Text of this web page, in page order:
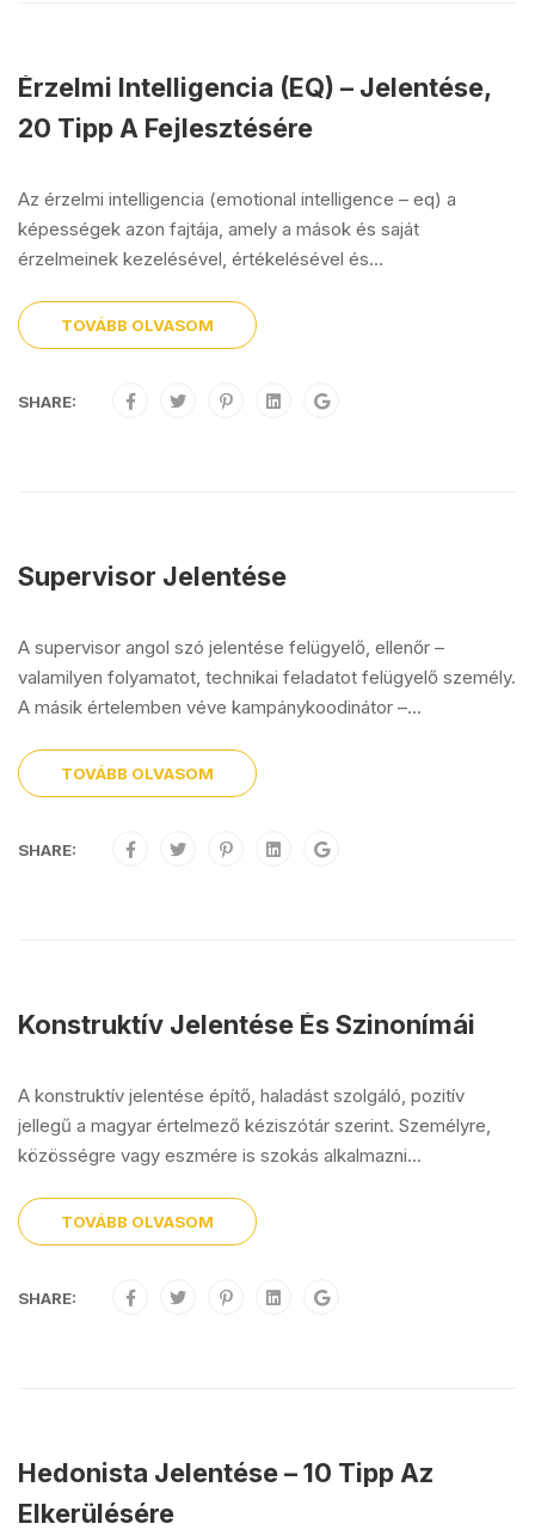
Érzelmi Intelligencia (EQ) – Jelentése,
20 Tipp A Fejlesztésére
Az érzelmi intelligencia (emotional intelligence – eq) a
képességek azon fajtája, amely a mások és saját
érzelmeinek kezelésével, értékelésével és...
TOVÁBB OLVASOM
SHARE:
Supervisor Jelentése
A supervisor angol szó jelentése felügyelő, ellenőr –
valamilyen folyamatot, technikai feladatot felügyelő személy.
A másik értelemben véve kampánykoodinátor –...
TOVÁBB OLVASOM
SHARE:
Konstruktív Jelentése És Szinonímái
A konstruktív jelentése építő, haladást szolgáló, pozitív
jellegű a magyar értelmező kéziszótár szerint. Személyre,
közösségre vagy eszmére is szokás alkalmazni...
TOVÁBB OLVASOM
SHARE:
Hedonista Jelentése – 10 Tipp Az
Elkerülésére